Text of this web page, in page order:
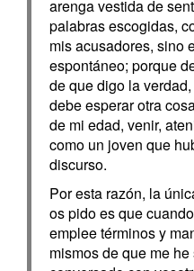
arenga vestida de
palabras escogidas,
mis acusadores, sino
espontáneo; porque
de que digo la
debe esperar otra
de mi edad, venir,
como un joven que
discurso.
Por esta razón, la
os pido es que
emplee términos y
mismos de que me